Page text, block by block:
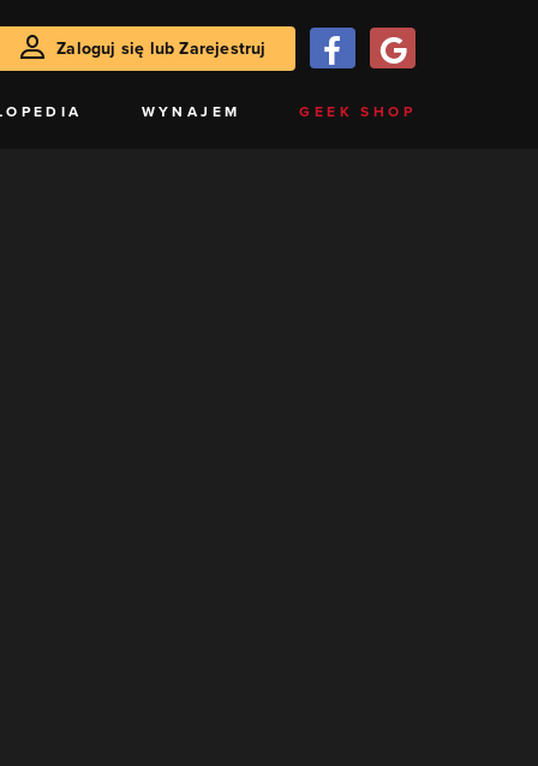
Zaloguj się lub Zarejestruj
WYNAJEM GEEK SHOP